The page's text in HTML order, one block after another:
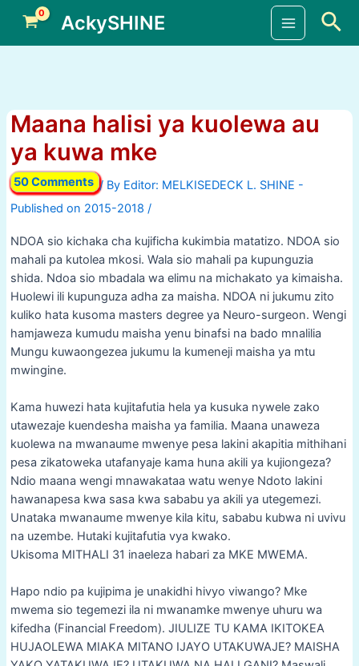
content
AckySHINE
Main
Maana halisi ya kuolewa au
ya kuwa mke
50 Comments / By
/
NDOA sio kichaka cha kujificha kukimbia matatizo. NDOA sio
mahali pa kutolea mkosi. Wala sio mahali pa kupunguzia
shida. Ndoa sio mbadala wa elimu na michakato ya kimaisha.
Huolewi ili kupunguza adha za maisha. NDOA ni jukumu zito
kuliko hata kusoma masters degree ya Neuro-surgeon. Wengi
hamjaweza kumudu maisha yenu binafsi na bado mnalilia
Mungu kuwaongezea jukumu la kumeneji maisha ya mtu
mwingine.
Kama huwezi hata kujitafutia hela ya kusuka nywele zako
utawezaje kuendesha maisha ya familia. Maana unaweza
kuolewa na mwanaume mwenye pesa lakini akapitia mithihani
pesa zikatoweka utafanyaje kama huna akili ya kujiongeza?
Ndio maana wengi mnawakataa watu wenye Ndoto lakini
hawanapesa kwa sasa kwa sababu ya akili ya utegemezi.
Unataka mwanaume mwenye kila kitu, sababu kubwa ni uvivu
na uzembe. Hutaki kujitafutia vya kwako.
Ukisoma MITHALI 31 inaeleza habari za MKE MWEMA.
Hapo ndio pa kujipima je unakidhi hivyo viwango? Mke
mwema sio tegemezi ila ni mwanamke mwenye uhuru wa
kifedha (Financial Freedom). JIULIZE TU KAMA IKITOKEA
HUJAOLEWA MIAKA MITANO IJAYO UTAKUWAJE? MAISHA